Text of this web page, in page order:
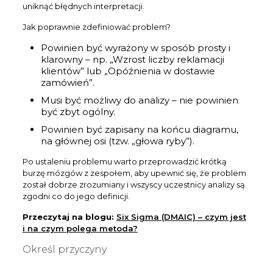
uniknąć błędnych interpretacji.
Jak poprawnie zdefiniować problem?
Powinien być wyrażony w sposób prosty i
klarowny – np. „Wzrost liczby reklamacji
klientów” lub „Opóźnienia w dostawie
zamówień”.
Musi być możliwy do analizy – nie powinien
być zbyt ogólny.
Powinien być zapisany na końcu diagramu,
na głównej osi (tzw. „głowa ryby”).
Po ustaleniu problemu warto przeprowadzić krótką
burzę mózgów z zespołem, aby upewnić się, że problem
został dobrze zrozumiany i wszyscy uczestnicy analizy są
zgodni co do jego definicji.
Przeczytaj na blogu: Six Sigma (DMAIC) – czym jest
i na czym polega metoda?
Określ przyczyny